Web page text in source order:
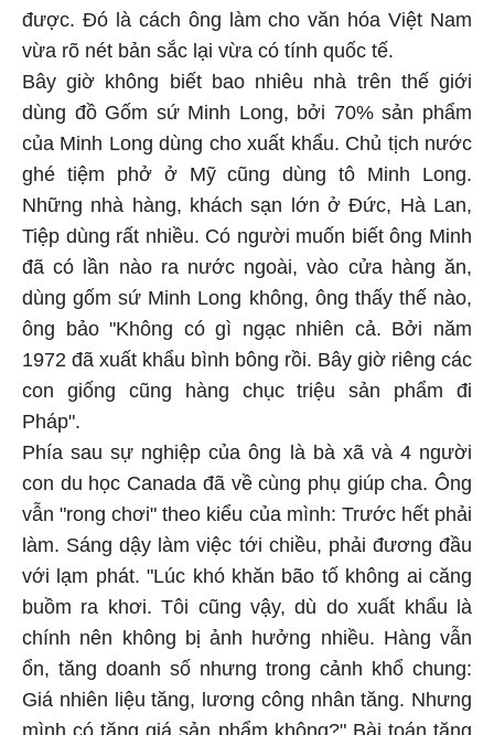
được. Đó là cách ông làm cho văn hóa Việt Nam
vừa rõ nét bản sắc lại vừa có tính quốc tế.
Bây giờ không biết bao nhiêu nhà trên thế giới
dùng đồ Gốm sứ Minh Long, bởi 70% sản phẩm
của Minh Long dùng cho xuất khẩu. Chủ tịch nước
ghé tiệm phở ở Mỹ cũng dùng tô Minh Long.
Những nhà hàng, khách sạn lớn ở Đức, Hà Lan,
Tiệp dùng rất nhiều. Có người muốn biết ông Minh
đã có lần nào ra nước ngoài, vào cửa hàng ăn,
dùng gốm sứ Minh Long không, ông thấy thế nào,
ông bảo "Không có gì ngạc nhiên cả. Bởi năm
1972 đã xuất khẩu bình bông rồi. Bây giờ riêng các
con giống cũng hàng chục triệu sản phẩm đi
Pháp".
Phía sau sự nghiệp của ông là bà xã và 4 người
con du học Canada đã về cùng phụ giúp cha. Ông
vẫn "rong chơi" theo kiểu của mình: Trước hết phải
làm. Sáng dậy làm việc tới chiều, phải đương đầu
với lạm phát. "Lúc khó khăn bão tố không ai căng
buồm ra khơi. Tôi cũng vậy, dù do xuất khẩu là
chính nên không bị ảnh hưởng nhiều. Hàng vẫn
ổn, tăng doanh số nhưng trong cảnh khổ chung:
Giá nhiên liệu tăng, lương công nhân tăng. Nhưng
mình có tăng giá sản phẩm không?" Bài toán tăng